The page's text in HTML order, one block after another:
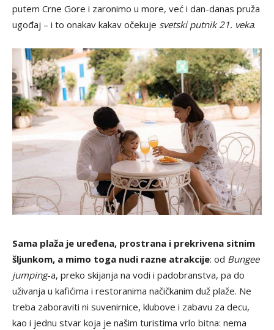
putem Crne Gore i zaronimo u more, već i dan-danas pruža
ugođaj – i to onakav kakav očekuje svetski putnik 21. veka.
Sama plaža je uređena, prostrana i prekrivena sitnim
šljunkom, a mimo toga nudi razne atrakcije: od Bungee
jumping-a, preko skijanja na vodi i padobranstva, pa do
uživanja u kafićima i restoranima načičkanim duž plaže. Ne
treba zaboraviti ni suvenirnice, klubove i zabavu za decu,
kao i jednu stvar koja je našim turistima vrlo bitna: nema